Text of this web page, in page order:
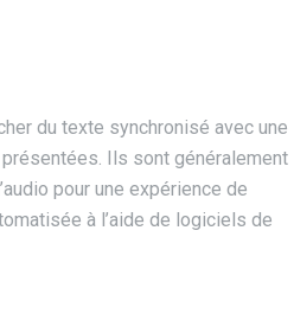
du texte synchronisé avec une
Ils sont généralement
pour une expérience de
à l’aide de logiciels de